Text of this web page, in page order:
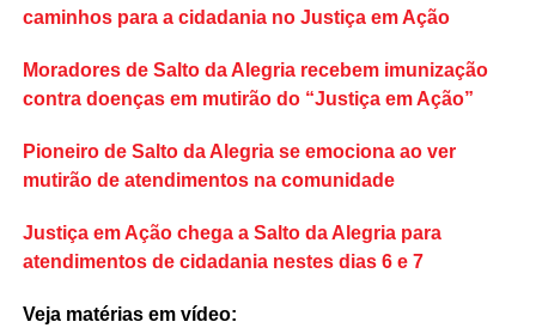
caminhos para a cidadania no Justiça em Ação
Moradores de Salto da Alegria recebem imunização
contra doenças em mutirão do “Justiça em Ação”
Pioneiro de Salto da Alegria se emociona ao ver
mutirão de atendimentos na comunidade
Justiça em Ação chega a Salto da Alegria para
atendimentos de cidadania nestes dias 6 e 7
Veja matérias em vídeo: